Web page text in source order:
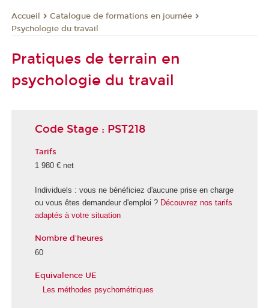
Accueil
Catalogue de formations en journée
Psychologie du travail
Pratiques de terrain en
psychologie du travail
Code Stage : PST218
Tarifs
1 980 € net
Individuels : vous ne bénéficiez d'aucune prise en charge
ou vous êtes demandeur d'emploi ? Découvrez nos tarifs
adaptés à votre situation
Nombre d'heures
60
Equivalence UE
Les méthodes psychométriques